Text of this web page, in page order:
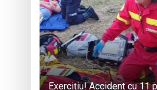
Exercițiu! Accident cu 11